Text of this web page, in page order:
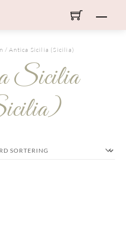
/ Antica Sicilia (Sicilia)
Sicilia